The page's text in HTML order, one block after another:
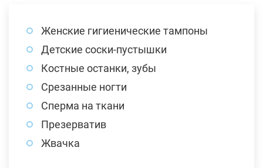
Женские гигиенические тампоны
Детские соски-пустышки
Костные останки, зубы
Срезанные ногти
Сперма на ткани
Презерватив
Жвачка